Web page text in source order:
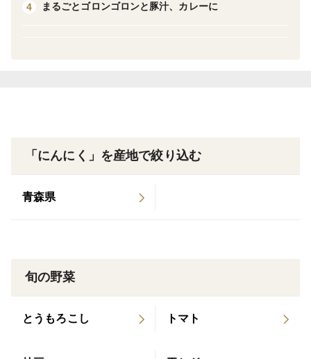
にんにく農家お手製のおいしいにんにくレシピをプレゼ
みなさんがスーパーでよく目にするにんにくは、「乾燥
水分たっぷりのみずみずしいにんにくです。
は出回りません。「幻」のにんにくと言われています。
4
まるごとゴロンゴロンと豚汁、カレーに
「にんにく」を産地で絞り込む
青森県
旬の野菜
とうもろこし トマト